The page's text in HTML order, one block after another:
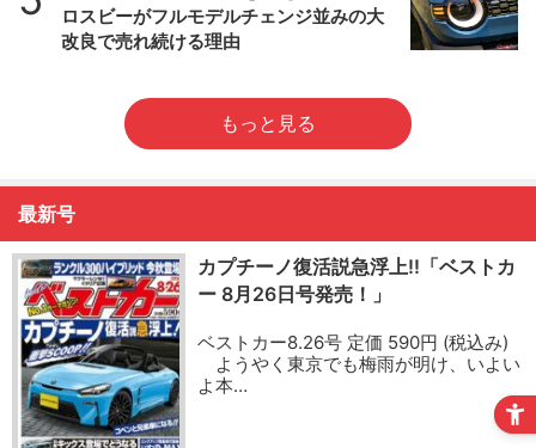
ロスビーがフルモデルチェンジ並みの大
改良で売れ続ける理由
もっと見る
最新号
カプチーノ復活説急浮上!!「ベストカ
ー 8月26日号発売！」
ベストカー8.26号 定価 590円 (税込み)
ようやく東京でも梅雨が明け、いよい
よ本…